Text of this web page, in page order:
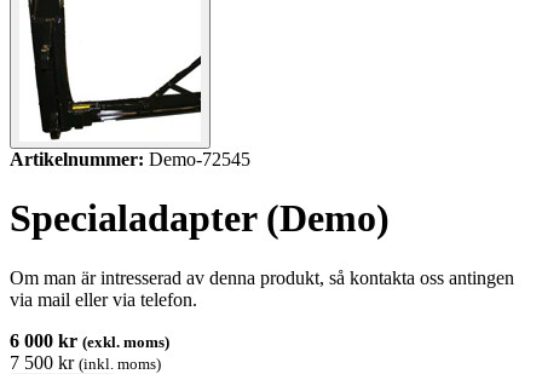
Artikelnummer: Demo-72545
Specialadapter (Demo)
Om man är intresserad av denna produkt, så kontakta oss antingen
via mail eller via telefon.
6 000 kr (exkl. moms)
7 500 kr (inkl. moms)